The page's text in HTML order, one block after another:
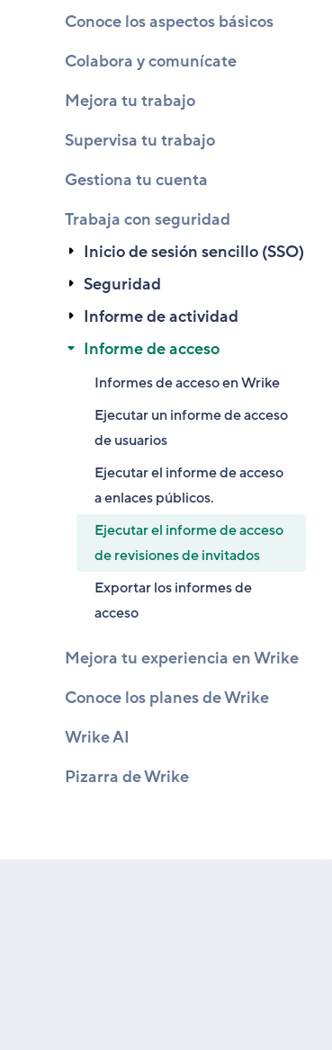
Conoce los aspectos básicos
Colabora y comunícate
Mejora tu trabajo
Supervisa tu trabajo
Gestiona tu cuenta
Trabaja con seguridad
Inicio de sesión sencillo (SSO)
Seguridad
Informe de actividad
Informe de acceso
Informes de acceso en Wrike
Ejecutar un informe de acceso
de usuarios
Ejecutar el informe de acceso
a enlaces públicos.
Ejecutar el informe de acceso
de revisiones de invitados
Exportar los informes de
acceso
Mejora tu experiencia en Wrike
Conoce los planes de Wrike
Wrike AI
Pizarra de Wrike